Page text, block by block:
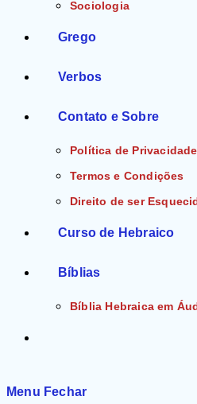
Sociologia
Grego
Verbos
Contato e Sobre
Política de Privacidade
Termos e Condições
Direito de ser
Curso de Hebraico
Bíblias
Bíblia Hebraica em
Menu Fechar